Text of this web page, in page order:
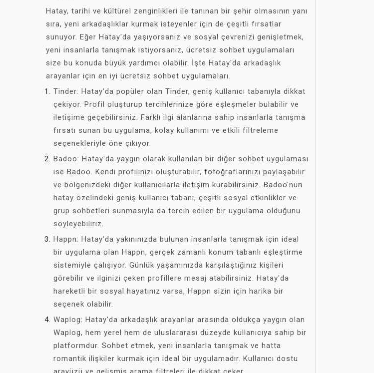
Hatay, tarihi ve kültürel zenginlikleri ile tanınan bir şehir olmasının yanı
sıra, yeni arkadaşlıklar kurmak isteyenler için de çeşitli fırsatlar
sunuyor. Eğer Hatay'da yaşıyorsanız ve sosyal çevrenizi genişletmek,
yeni insanlarla tanışmak istiyorsanız, ücretsiz sohbet uygulamaları
size bu konuda büyük yardımcı olabilir. İşte Hatay'da arkadaşlık
arayanlar için en iyi ücretsiz sohbet uygulamaları.
Tinder: Hatay'da popüler olan Tinder, geniş kullanıcı tabanıyla dikkat
çekiyor. Profil oluşturup tercihlerinize göre eşleşmeler bulabilir ve
iletişime geçebilirsiniz. Farklı ilgi alanlarına sahip insanlarla tanışma
fırsatı sunan bu uygulama, kolay kullanımı ve etkili filtreleme
seçenekleriyle öne çıkıyor.
Badoo: Hatay'da yaygın olarak kullanılan bir diğer sohbet uygulaması
ise Badoo. Kendi profilinizi oluşturabilir, fotoğraflarınızı paylaşabilir
ve bölgenizdeki diğer kullanıcılarla iletişim kurabilirsiniz. Badoo'nun
hatay özelindeki geniş kullanıcı tabanı, çeşitli sosyal etkinlikler ve
grup sohbetleri sunmasıyla da tercih edilen bir uygulama olduğunu
söyleyebiliriz.
Happn: Hatay'da yakınınızda bulunan insanlarla tanışmak için ideal
bir uygulama olan Happn, gerçek zamanlı konum tabanlı eşleştirme
sistemiyle çalışıyor. Günlük yaşamınızda karşılaştığınız kişileri
görebilir ve ilginizi çeken profillere mesaj atabilirsiniz. Hatay'da
hareketli bir sosyal hayatınız varsa, Happn sizin için harika bir
seçenek olabilir.
Waplog: Hatay'da arkadaşlık arayanlar arasında oldukça yaygın olan
Waplog, hem yerel hem de uluslararası düzeyde kullanıcıya sahip bir
platformdur. Sohbet etmek, yeni insanlarla tanışmak ve hatta
romantik ilişkiler kurmak için ideal bir uygulamadır. Kullanıcı dostu